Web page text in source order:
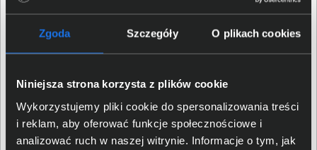
Zgoda Szczegóły O plikach cookies
Niniejsza strona korzysta z plików cookie
Wykorzystujemy pliki cookie do spersonalizowania treści
i reklam, aby oferować funkcje społecznościowe i
analizować ruch w naszej witrynie. Informacje o tym, jak
Maksymalna ilość
kontrolerów
Obsługiwane poziomy RAID Distributed RAID 1, 5, 6
Pamięć podręczna 32 - 64 GB